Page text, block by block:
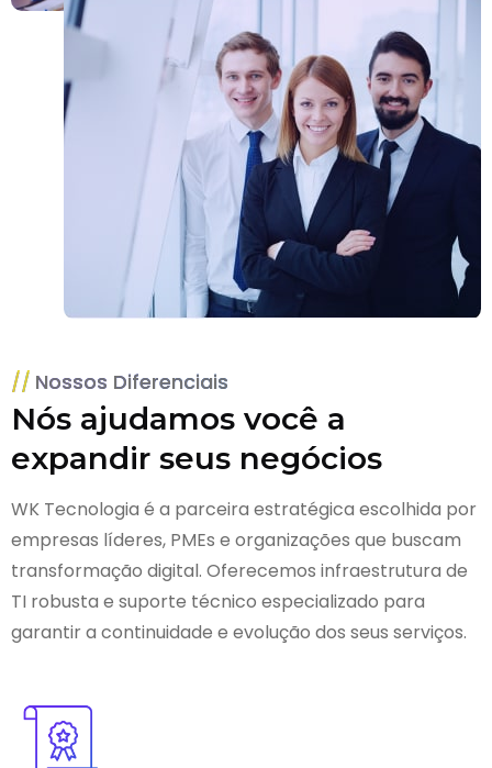
Nossos Diferenciais
Nós ajudamos você a
expandir seus negócios
WK Tecnologia é a parceira estratégica escolhida por
empresas líderes, PMEs e organizações que buscam
transformação digital. Oferecemos infraestrutura de
TI robusta e suporte técnico especializado para
garantir a continuidade e evolução dos seus serviços.